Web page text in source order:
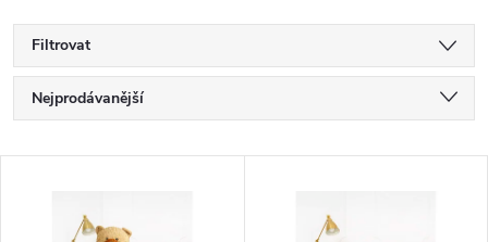
Filtrovat
Ř
a
Nejprodávanější
Abecedně